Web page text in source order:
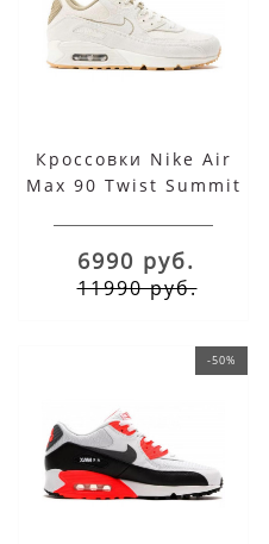
Кроссовки Nike Air
Max 90 Twist Summit
6990 руб.
11990 руб.
-50%